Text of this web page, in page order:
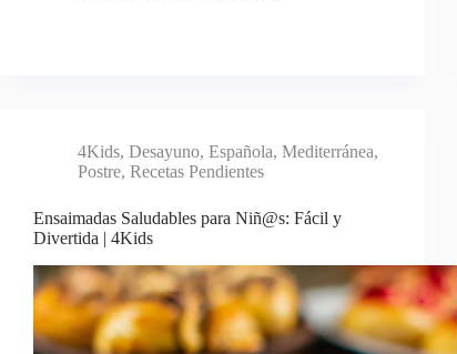
4Kids, Desayuno, Española, Mediterránea,
Postre, Recetas Pendientes
Ensaimadas Saludables para Niñ@s: Fácil y
Divertida | 4Kids